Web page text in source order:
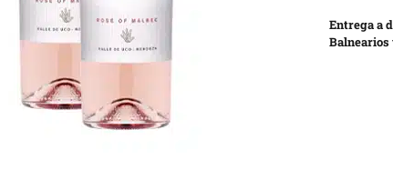
Entrega a
Balnearios